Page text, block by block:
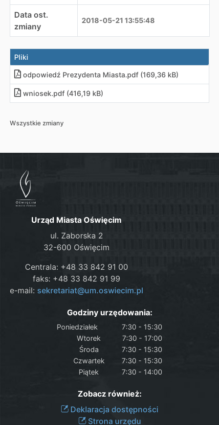
Data ost.
zmiany
2018-05-21 13:55:48
Pliki
odpowiedź Prezydenta Miasta.pdf (169,36 kB)
wniosek.pdf (416,19 kB)
Wszystkie zmiany
Urząd Miasta Oświęcim
ul. Zaborska 2
32-600 Oświęcim
Centrala: +48 33 842 91 00
faks: +48 33 842 91 99
e-mail: sekretariat@um.oswiecim.pl
Godziny urzędowania:
Poniedziałek
7:30 - 15:30
Wtorek
7:30 - 17:00
Środa
7:30 - 15:30
Czwartek
7:30 - 15:30
Piątek
7:30 - 14:00
Zobacz również:
Deklaracja dostępności
Strona urzędu